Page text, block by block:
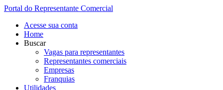
Portal do Representante Comercial
Acesse sua conta
Home
Buscar
Vagas para representantes
Representantes comerciais
Empresas
Franquias
Utilidades